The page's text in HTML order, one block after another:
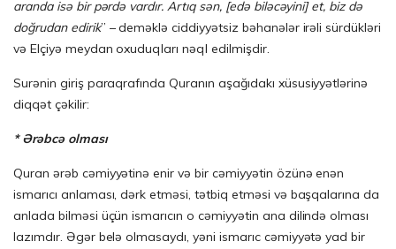
aranda isə bir pərdə vardır. Artıq sən, [edə biləcəyini] et, biz də
doğrudan edirik” – deməklə ciddiyyətsiz bəhanələr irəli sürdükləri
və Elçiyə meydan oxuduqları nəql edilmişdir.
Surənin giriş paraqrafında Quranın aşağıdakı xüsusiyyətlərinə
diqqət çəkilir:
* Ərəbcə olması
Quran ərəb cəmiyyətinə enir və bir cəmiyyətin özünə enən
ismarıcı anlaması, dərk etməsi, tətbiq etməsi və başqalarına da
anlada bilməsi üçün ismarıcın o cəmiyyətin ana dilində olması
lazımdır. Əgər belə olmasaydı, yəni ismarıc cəmiyyətə yad bir